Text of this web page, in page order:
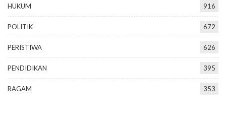
HUKUM 916
POLITIK 672
PERISTIWA 626
PENDIDIKAN 395
RAGAM 353